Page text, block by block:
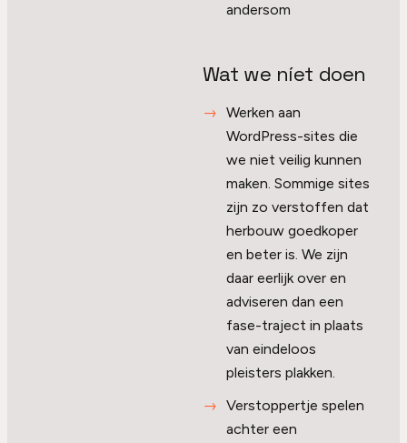
andersom
Wat we níet doen
Werken aan
WordPress-sites die
we niet veilig kunnen
maken. Sommige sites
zijn zo verstoffen dat
herbouw goedkoper
en beter is. We zijn
daar eerlijk over en
adviseren dan een
fase-traject in plaats
van eindeloos
pleisters plakken.
Verstoppertje spelen
achter een